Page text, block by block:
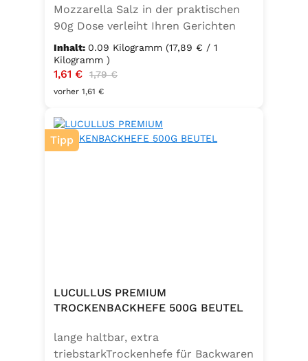
Mozzarella Salz in der praktischen
90g Dose verleiht Ihren Gerichten
eine mediterrane Note. Ideal für
Caprese, Salate, Pasta und viele
weitere Speisen. Ohne
Geschmacksverstärker, vegan und
in bester Qualität. in der praktischen
90g Dose verleiht Ihren Gerichten
Trennmittel Calciumsalze der
Speisefettsäuren, Folsäure,
Sellerie enthalten.
Inhalt: 0.09 Kilogramm (17,89 € / 1
Kilogramm )
Verkaufspreis:
1,61 € Regulärer Preis:
1,79 €
vorher 1,61 €
Tipp
LUCULLUS PREMIUM
TROCKENBACKHEFE 500G BEUTEL
lange haltbar, extra
triebstarkTrockenhefe für Backwaren